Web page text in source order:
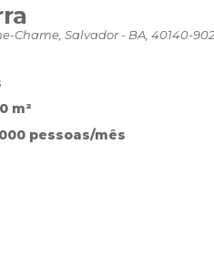
Chame, Salvador - BA, 40140-902
m²
pessoas/mês